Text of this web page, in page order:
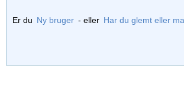
Er du Ny bruger - eller Har du glemt eller